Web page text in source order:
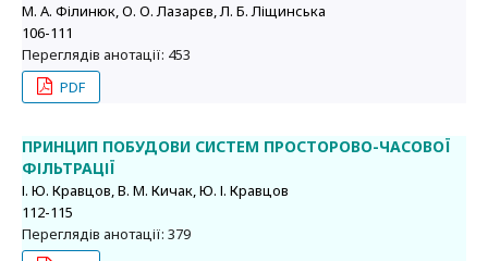
М. А. Філинюк, О. О. Лазарєв, Л. Б. Ліщинська
106-111
Переглядів анотації: 453
PDF
ПРИНЦИП ПОБУДОВИ СИСТЕМ ПРОСТОРОВО-ЧАСОВОЇ
ФІЛЬТРАЦІЇ
І. Ю. Кравцов, В. М. Кичак, Ю. І. Кравцов
112-115
Переглядів анотації: 379